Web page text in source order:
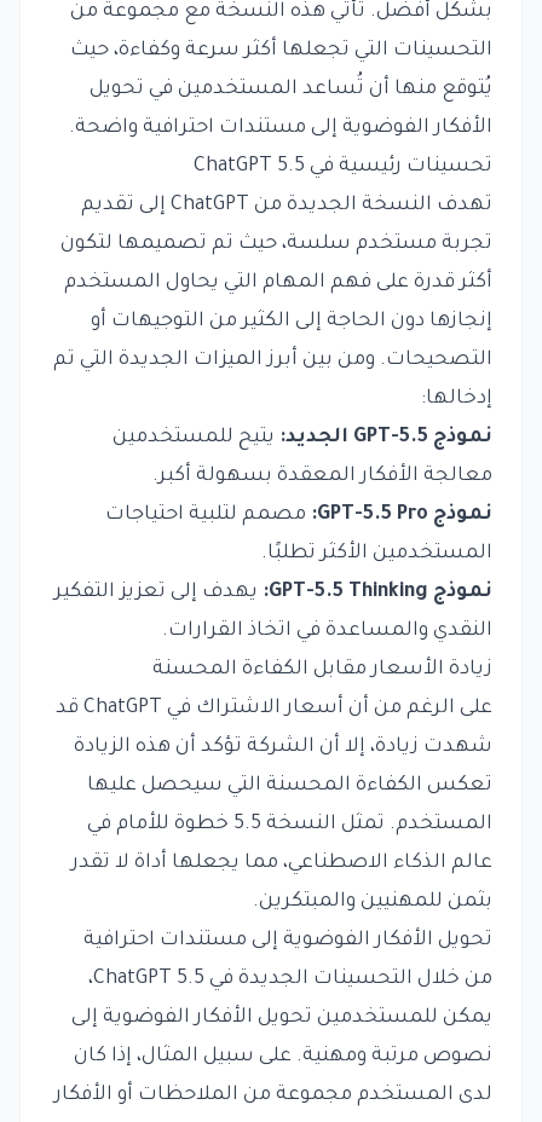
بشكل أفضل. تأتي هذه النسخة مع مجموعة من
التحسينات التي تجعلها أكثر سرعة وكفاءة، حيث
يُتوقع منها أن تُساعد المستخدمين في تحويل
الأفكار الفوضوية إلى مستندات احترافية واضحة.
تحسينات رئيسية في ChatGPT 5.5
تهدف النسخة الجديدة من ChatGPT إلى تقديم
تجربة مستخدم سلسة، حيث تم تصميمها لتكون
أكثر قدرة على فهم المهام التي يحاول المستخدم
إنجازها دون الحاجة إلى الكثير من التوجيهات أو
التصحيحات. ومن بين أبرز الميزات الجديدة التي تم
إدخالها:
نموذج GPT-5.5 الجديد:
يتيح للمستخدمين
معالجة الأفكار المعقدة بسهولة أكبر.
نموذج GPT-5.5 Pro:
مصمم لتلبية احتياجات
المستخدمين الأكثر تطلبًا.
نموذج GPT-5.5 Thinking:
يهدف إلى تعزيز التفكير
النقدي والمساعدة في اتخاذ القرارات.
زيادة الأسعار مقابل الكفاءة المحسنة
على الرغم من أن أسعار الاشتراك في ChatGPT قد
شهدت زيادة، إلا أن الشركة تؤكد أن هذه الزيادة
تعكس الكفاءة المحسنة التي سيحصل عليها
المستخدم. تمثل النسخة 5.5 خطوة للأمام في
عالم الذكاء الاصطناعي، مما يجعلها أداة لا تقدر
بثمن للمهنيين والمبتكرين.
تحويل الأفكار الفوضوية إلى مستندات احترافية
من خلال التحسينات الجديدة في ChatGPT 5.5،
يمكن للمستخدمين تحويل الأفكار الفوضوية إلى
نصوص مرتبة ومهنية. على سبيل المثال، إذا كان
لدى المستخدم مجموعة من الملاحظات أو الأفكار